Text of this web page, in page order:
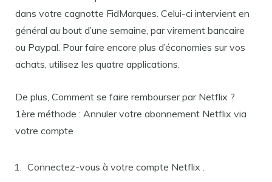
dans votre cagnotte FidMarques. Celui-ci intervient en
général au bout d’une semaine, par virement bancaire
ou Paypal. Pour faire encore plus d’économies sur vos
achats, utilisez les quatre applications.
De plus, Comment se faire rembourser par Netflix ?
1ère méthode : Annuler votre abonnement Netflix via
votre compte
Connectez-vous à votre compte Netflix .